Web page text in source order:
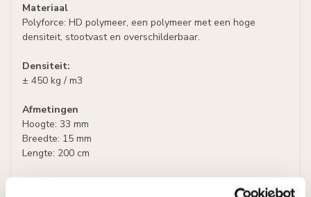
Materiaal
Polyforce: HD polymeer, een polymeer met een hoge
densiteit, stootvast en overschilderbaar.
Densiteit:
± 450 kg / m3
Afmetingen
Hoogte: 33 mm
Breedte: 15 mm
Lengte: 200 cm